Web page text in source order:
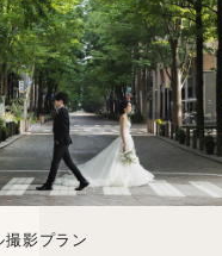
撮影プラン